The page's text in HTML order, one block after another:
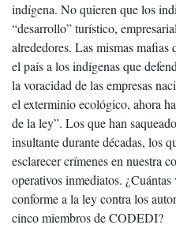
indígena. No quieren que los
“desarrollo” turístico,
alrededores. Las mismas mafias
el país a los indígenas que
la voracidad de las empresas
el exterminio ecológico, ahora
de la ley”. Los que han
insultante durante décadas, los
esclarecer crímenes en nuestra
operativos inmediatos.
conforme a la ley contra los
cinco miembros de CODEDI?